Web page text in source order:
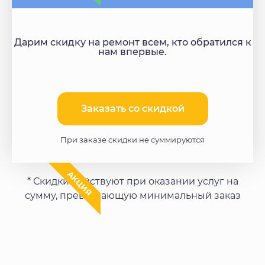
Дарим скидку на ремонт всем, кто обратился к
нам впервые.
Заказать со скидкой​
При заказе скидки не суммируются
АКЦИЯ
* Скидки действуют при оказании услуг на
сумму, превышающую минимальный заказ